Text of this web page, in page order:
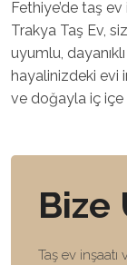
Fethiye’de taş
Trakya Taş Ev,
uyumlu,
hayalinizdeki evi
ve doğayla iç içe
Bize
Taş ev inşaatı